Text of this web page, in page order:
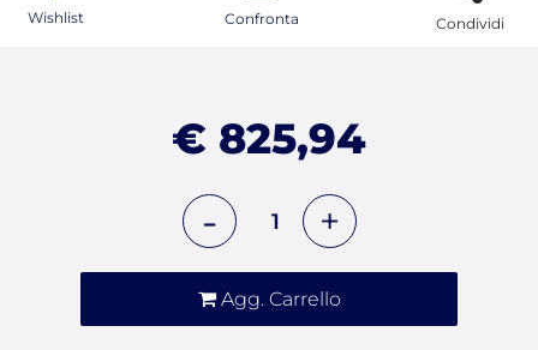
Wishlist Confronta Condividi
€ 825,94
Agg. Carrello